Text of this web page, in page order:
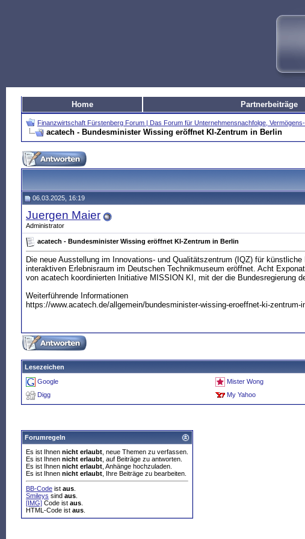
Home Partnerbeiträge
Finanzwirtschaft Fürstenberg Forum | Das Forum für Unternehmensnachfolge,
acatech - Bundesminister Wissing eröffnet KI-Zentrum in Berlin
06.03.2025, 16:19
Juergen Maier
Administrator
acatech - Bundesminister Wissing eröffnet KI-Zentrum in Berlin
Die neue Ausstellung im Innovations- und Qualitätszentrum (IQZ) für
interaktiven Erlebnisraum im Deutschen Technikmuseum eröffnet. Acht
von acatech koordinierten Initiative MISSION KI, mit der die Bundesregierung
Weiterführende Informationen
https://www.acatech.de/allgemein/bundesminister-wissing-eroeffnet-ki-zentrum-
Lesezeichen
Google
Mister Wong
Digg
My Yahoo
Forumregeln
Es ist Ihnen nicht erlaubt , neue Themen zu verfassen.
Es ist Ihnen nicht erlaubt , auf Beiträge zu antworten.
Es ist Ihnen nicht erlaubt , Anhänge hochzuladen.
Es ist Ihnen nicht erlaubt , Ihre Beiträge zu bearbeiten.
BB-Code ist aus
Smileys sind aus
[IMG] Code ist aus
HTML-Code ist aus